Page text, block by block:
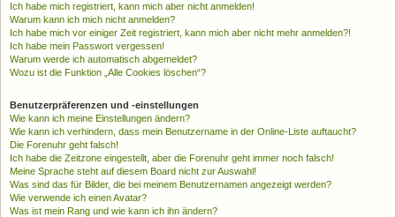
Ich habe mich registriert, kann mich aber nicht anmelden!
Warum kann ich mich nicht anmelden?
Ich habe mich vor einiger Zeit registriert, kann mich aber nicht mehr anmelden?!
Ich habe mein Passwort vergessen!
Warum werde ich automatisch abgemeldet?
Wozu ist die Funktion „Alle Cookies löschen“?
Benutzerpräferenzen und -einstellungen
Wie kann ich meine Einstellungen ändern?
Wie kann ich verhindern, dass mein Benutzername in der Online-Liste auftaucht?
Die Forenuhr geht falsch!
Ich habe die Zeitzone eingestellt, aber die Forenuhr geht immer noch falsch!
Meine Sprache steht auf diesem Board nicht zur Auswahl!
Was sind das für Bilder, die bei meinem Benutzernamen angezeigt werden?
Wie verwende ich einen Avatar?
Was ist mein Rang und wie kann ich ihn ändern?